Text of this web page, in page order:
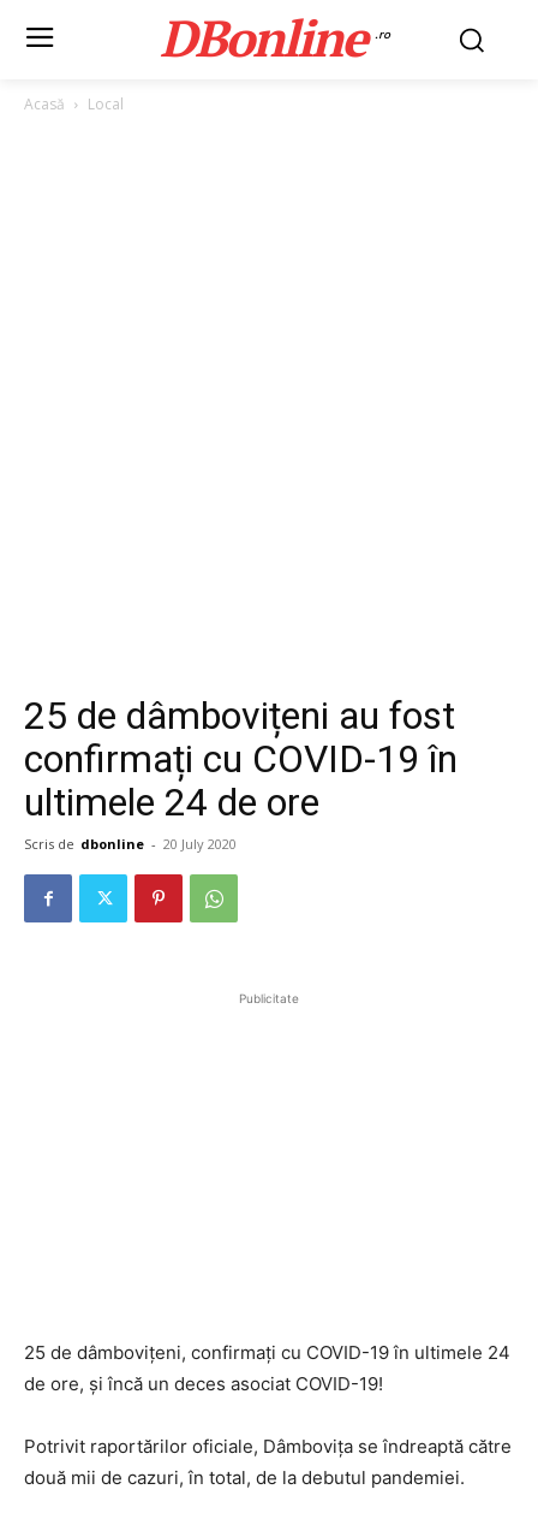
DBonline .ro
Acasă Local
25 de dâmbovițeni au fost
confirmați cu COVID-19 în
ultimele 24 de ore
Scris de dbonline - 20 July 2020
Publicitate
25 de dâmbovițeni, confirmați cu COVID-19 în ultimele 24
de ore, și încă un deces asociat COVID-19!
Potrivit raportărilor oficiale, Dâmbovița se îndreaptă către
două mii de cazuri, în total, de la debutul pandemiei.